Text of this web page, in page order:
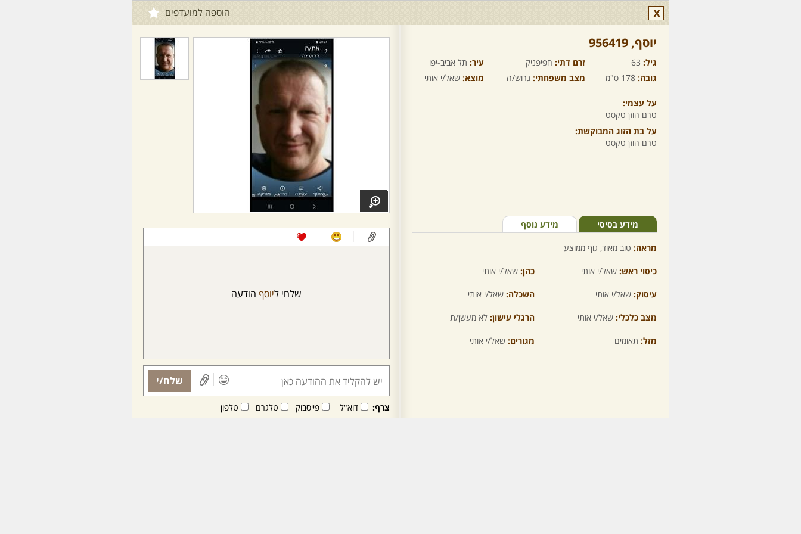
X הוספה למועדפים
יוסף,‏ 956419
גיל: 63 זרם דתי: חפיפניק עיר: תל אביב-יפו
גובה: 178 ס"מ מצב משפחתי: גרוש/ה מוצא: שאל/י אותי
על עצמי:
טרם הוזן טקסט
על בת הזוג המבוקשת:
טרם הוזן טקסט
מידע בסיסי מידע נוסף
מראה: טוב מאוד, גוף ממוצע
כיסוי ראש: שאל/י אותי כהן: שאל/י אותי
עיסוק: שאל/י אותי השכלה: שאל/י אותי
מצב כלכלי: שאל/י אותי הרגלי עישון: לא מעשן/ת
מזל: תאומים מגורים: שאל/י אותי
שלחי ליוסף הודעה
שלח/י
צרף: דוא"ל פייסבוק טלגרם טלפון